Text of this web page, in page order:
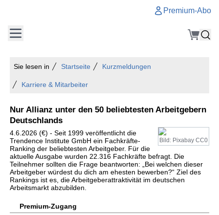
Premium-Abo
Sie lesen in Startseite Kurzmeldungen
Karriere & Mitarbeiter
Nur Allianz unter den 50 beliebtesten Arbeitgebern
Deutschlands
Bild: Pixabay CC0
4.6.2026 (€) - Seit 1999 veröffentlicht die
Trendence Institute GmbH ein Fachkräfte-
Ranking der beliebtesten Arbeitgeber. Für die
aktuelle Ausgabe wurden 22.316 Fachkräfte befragt. Die
Teilnehmer sollten die Frage beantworten: „Bei welchen dieser
Arbeitgeber würdest du dich am ehesten bewerben?“ Ziel des
Rankings ist es, die Arbeitgeberattraktivität im deutschen
Arbeitsmarkt abzubilden.
Premium-Zugang